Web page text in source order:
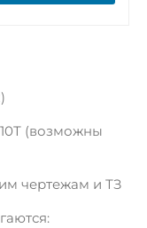
(возможны
чертежам и ТЗ